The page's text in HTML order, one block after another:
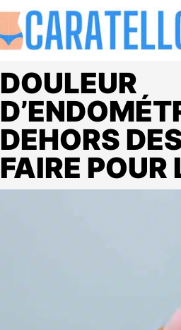
DOULEUR
DEHORS
FAIRE